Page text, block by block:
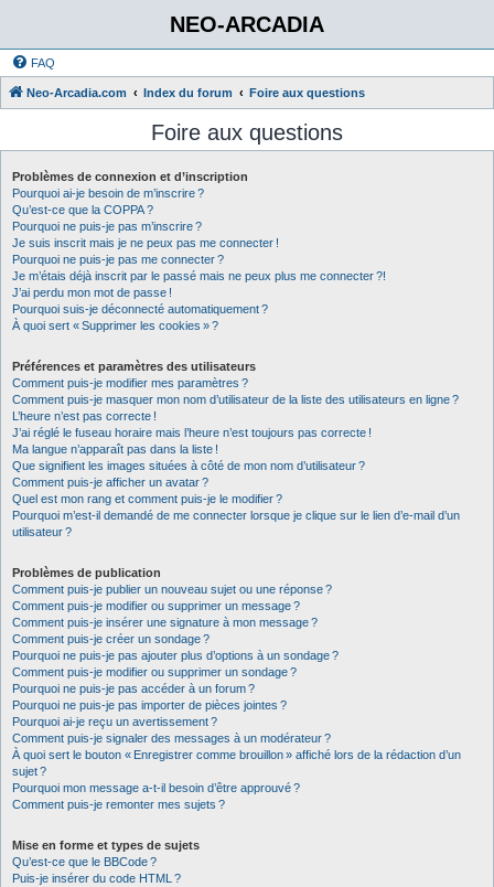
NEO-ARCADIA
FAQ
Neo-Arcadia.com Index du forum Foire aux questions
Foire aux questions
Problèmes de connexion et d’inscription
Pourquoi ai-je besoin de m’inscrire ?
Qu’est-ce que la COPPA ?
Pourquoi ne puis-je pas m’inscrire ?
Je suis inscrit mais je ne peux pas me connecter !
Pourquoi ne puis-je pas me connecter ?
Je m’étais déjà inscrit par le passé mais ne peux plus me connecter ?!
J’ai perdu mon mot de passe !
Pourquoi suis-je déconnecté automatiquement ?
À quoi sert « Supprimer les cookies » ?
Préférences et paramètres des utilisateurs
Comment puis-je modifier mes paramètres ?
Comment puis-je masquer mon nom d’utilisateur de la liste des utilisateurs en ligne ?
L’heure n’est pas correcte !
J’ai réglé le fuseau horaire mais l’heure n’est toujours pas correcte !
Ma langue n’apparaît pas dans la liste !
Que signifient les images situées à côté de mon nom d’utilisateur ?
Comment puis-je afficher un avatar ?
Quel est mon rang et comment puis-je le modifier ?
Pourquoi m’est-il demandé de me connecter lorsque je clique sur le lien d’e-mail d’un
utilisateur ?
Problèmes de publication
Comment puis-je publier un nouveau sujet ou une réponse ?
Comment puis-je modifier ou supprimer un message ?
Comment puis-je insérer une signature à mon message ?
Comment puis-je créer un sondage ?
Pourquoi ne puis-je pas ajouter plus d’options à un sondage ?
Comment puis-je modifier ou supprimer un sondage ?
Pourquoi ne puis-je pas accéder à un forum ?
Pourquoi ne puis-je pas importer de pièces jointes ?
Pourquoi ai-je reçu un avertissement ?
Comment puis-je signaler des messages à un modérateur ?
À quoi sert le bouton « Enregistrer comme brouillon » affiché lors de la rédaction d’un
sujet ?
Pourquoi mon message a-t-il besoin d’être approuvé ?
Comment puis-je remonter mes sujets ?
Mise en forme et types de sujets
Qu’est-ce que le BBCode ?
Puis-je insérer du code HTML ?